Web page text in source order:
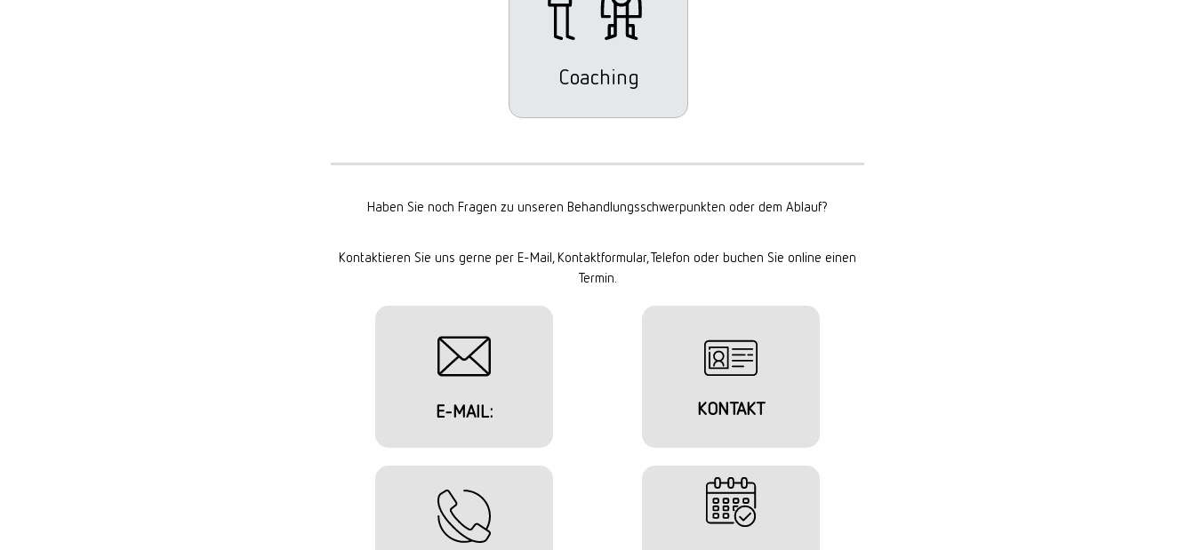
Coaching
Haben Sie noch Fragen zu unseren Behandlungsschwerpunkten oder dem Ablauf?
Kontaktieren Sie uns gerne per E-Mail, Kontaktformular, Telefon oder buchen Sie online einen
Termin.
E-MAIL: KONTAKT